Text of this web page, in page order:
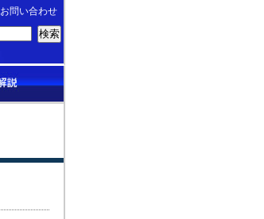
お問い合わせ